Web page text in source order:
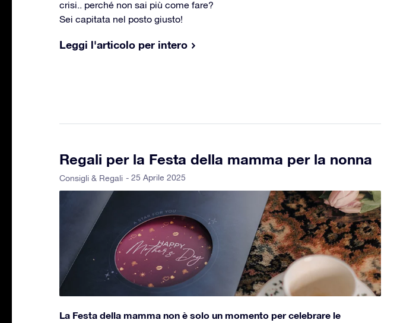
crisi.. perché non sai più come fare?
Sei capitata nel posto giusto!
Leggi l'articolo per intero
Regali per la Festa della mamma per la nonna
Consigli & Regali - 25 Aprile 2025
La Festa della mamma non è solo un momento per celebrare le